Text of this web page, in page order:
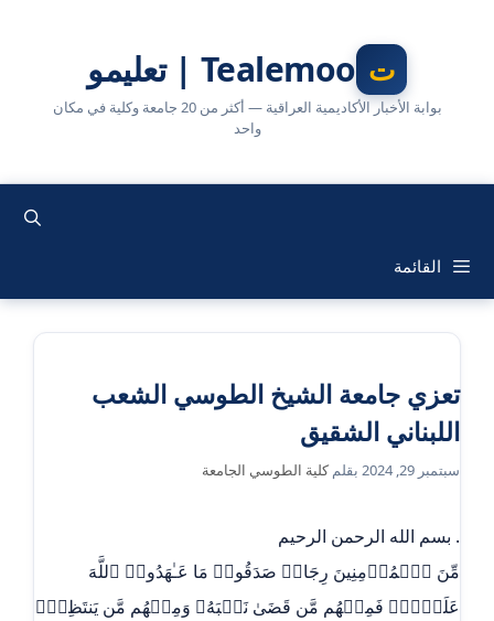
Tealemoo | تعليمو
بوابة الأخبار الأكاديمية العراقية — أكثر من 20 جامعة وكلية في مكان
واحد
القائمة
تعزي جامعة الشيخ الطوسي الشعب
اللبناني الشقيق
سبتمبر 29, 2024 بقلمكلية الطوسي الجامعة
. بسم الله الرحمن الرحيم
مِّنَ ٱلۡمُؤۡمِنِینَ رِجَالࣱ صَدَقُوا۟ مَا عَـٰهَدُوا۟ ٱللَّهَ
عَلَیۡهِۖ فَمِنۡهُم مَّن قَضَىٰ نَحۡبَهُۥ وَمِنۡهُم مَّن یَنتَظِرُۖ